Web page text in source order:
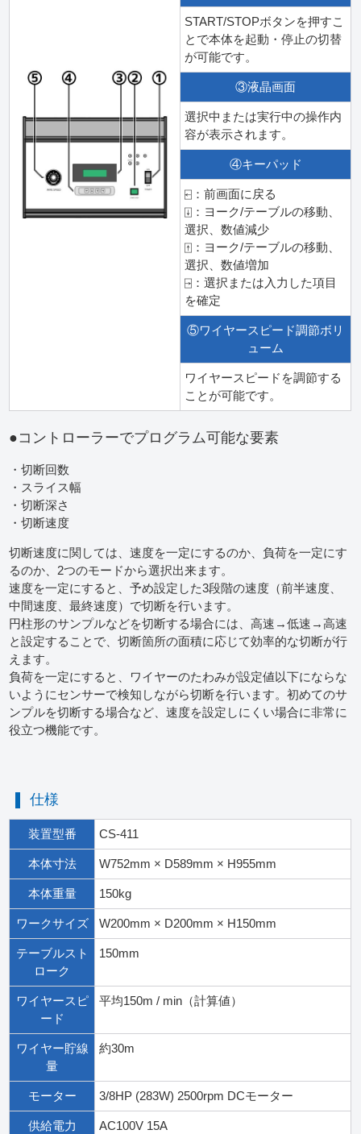
START/STOPボタンを押すこ
とで本体を起動・停止の切替
が可能です。
③液晶画面
選択中または実行中の操作内
容が表示されます。
④キーパッド
⍇：前画面に戻る
⍗：ヨーク/テーブルの移動、
選択、数値減少
⍐：ヨーク/テーブルの移動、
選択、数値増加
⍈：選択または入力した項目
を確定
⑤ワイヤースピード調節ボリ
ューム
ワイヤースピードを調節する
ことが可能です。
●コントローラーでプログラム可能な要素
・切断回数
・スライス幅
・切断深さ
・切断速度
切断速度に関しては、速度を一定にするのか、負荷を一定にす
るのか、2つのモードから選択出来ます。
速度を一定にすると、予め設定した3段階の速度（前半速度、
中間速度、最終速度）で切断を行います。
円柱形のサンプルなどを切断する場合には、高速→低速→高速
と設定することで、切断箇所の面積に応じて効率的な切断が行
えます。
負荷を一定にすると、ワイヤーのたわみが設定値以下にならな
いようにセンサーで検知しながら切断を行います。初めてのサ
ンプルを切断する場合など、速度を設定しにくい場合に非常に
役立つ機能です。
仕様
装置型番 CS-411
本体寸法 W752mm × D589mm × H955mm
本体重量 150kg
ワークサイズ W200mm × D200mm × H150mm
テーブルスト
ローク
150mm
ワイヤースピ
ード
平均150m / min（計算値）
ワイヤー貯線
量
約30m
モーター 3/8HP (283W) 2500rpm DCモーター
供給電力 AC100V 15A